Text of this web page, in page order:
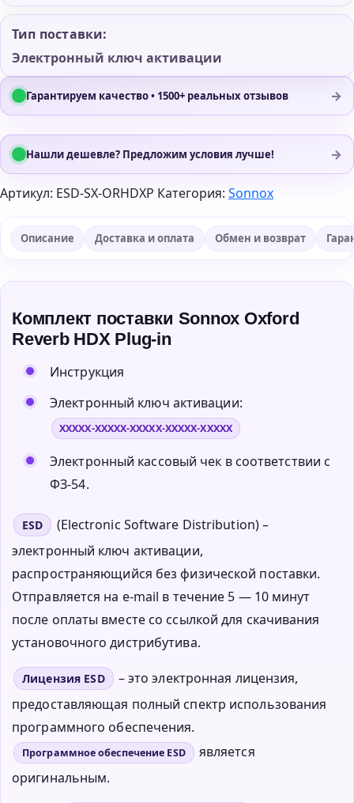
Тип поставки:
Электронный ключ активации
Гарантируем качество • 1500+ реальных отзывов →
Нашли дешевле? Предложим условия лучше! →
Артикул: ESD-SX-ORHDXP Категория: Sonnox
Описание Доставка и оплата Обмен и возврат
Комплект поставки Sonnox Oxford
Reverb HDX Plug-in
Инструкция
Электронный ключ активации:
XXXXX-XXXXX-XXXXX-XXXXX-XXXXX
Электронный кассовый чек в соответствии с
ФЗ-54.
ESD
(Electronic Software Distribution) –
электронный ключ активации,
распространяющийся без физической поставки.
Отправляется на e-mail в течение 5 — 10 минут
после оплаты вместе со ссылкой для скачивания
установочного дистрибутива.
Лицензия ESD
– это электронная лицензия,
предоставляющая полный спектр использования
программного обеспечения.
Программное обеспечение ESD
является
оригинальным.